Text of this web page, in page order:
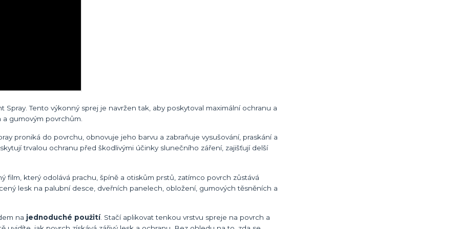
Tento výkonný sprej je navržen tak, aby poskytoval maximální ochranu a
gumovým povrchům.
proniká do povrchu, obnovuje jeho barvu a zabraňuje vysušování, praskání a
trvalou ochranu před škodlivými účinky slunečního záření, zajišťují delší
film, který odolává prachu, špíně a otiskům prstů, zatímco povrch zůstává
lesk na palubní desce, dveřních panelech, obložení, gumových těsněních a
na jednoduché použití. Stačí aplikovat tenkou vrstvu spreje na povrch a